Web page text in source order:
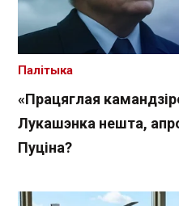
«Працяглая
Лукашэнка нешта,
Пуціна?
Палітыка